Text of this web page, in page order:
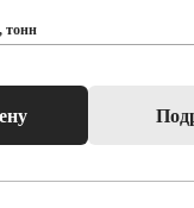
тонн